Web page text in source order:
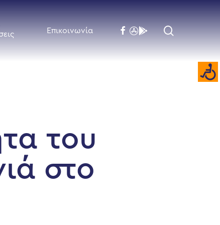
Επικοινωνία facebook
flickrbehance
του
στο